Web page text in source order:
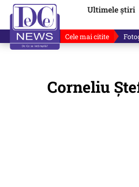
Ultimele știri
Cele mai citite Ilie
Corneliu